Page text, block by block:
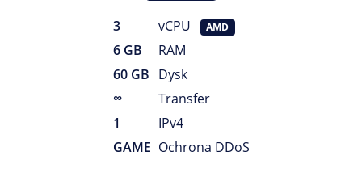
3 vCPU AMD
6 GB
RAM
60 GB Dysk
∞
Transfer
1
IPv4
GAME Ochrona DDoS